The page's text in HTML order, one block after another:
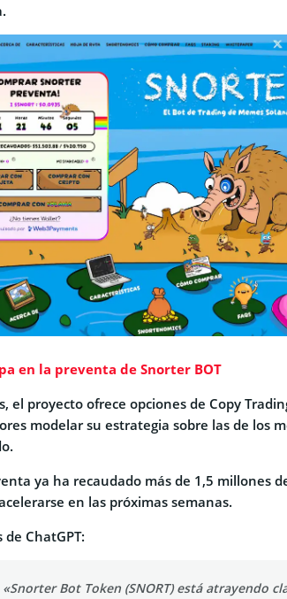
en la preventa de Snorter BOT
el proyecto ofrece opciones de Copy
modelar su estrategia sobre las de los
ya ha recaudado más de 1,5 millones
en las próximas semanas.
de ChatGPT:
«Snorter Bot Token (SNORT) está atrayendo